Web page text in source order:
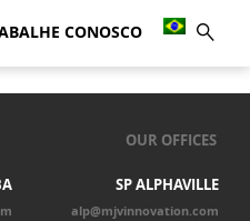
CONOSCO
OUR OFFICES
SP ALPHAVILLE
alp@mjvinnovation.com